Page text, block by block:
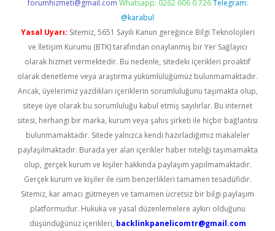
forumhizmeti@gmail.com Whatsapp: 0262 606 0 726 Telegram:
@karabul
Yasal Uyarı: Sitemiz, 5651 Sayılı Kanun gereğince Bilgi Teknolojileri
ve İletişim Kurumu (BTK) tarafından onaylanmış bir Yer Sağlayıcı
olarak hizmet vermektedir. Bu nedenle, sitedeki içerikleri proaktif
olarak denetleme veya araştırma yükümlülüğümüz bulunmamaktadır.
Ancak, üyelerimiz yazdıkları içeriklerin sorumluluğunu taşımakta olup,
siteye üye olarak bu sorumluluğu kabul etmiş sayılırlar. Bu internet
sitesi, herhangi bir marka, kurum veya şahıs şirketi ile hiçbir bağlantısı
bulunmamaktadır. Sitede yalnızca kendi hazırladığımız makaleler
paylaşılmaktadır. Burada yer alan içerikler haber niteliği taşımamakta
olup, gerçek kurum ve kişiler hakkında paylaşım yapılmamaktadır.
Gerçek kurum ve kişiler ile isim benzerlikleri tamamen tesadüfidir.
Sitemiz, kar amacı gütmeyen ve tamamen ücretsiz bir bilgi paylaşım
platformudur. Hukuka ve yasal düzenlemelere aykırı olduğunu
düşündüğünüz içerikleri, backlinkpanelicomtr@gmail.com